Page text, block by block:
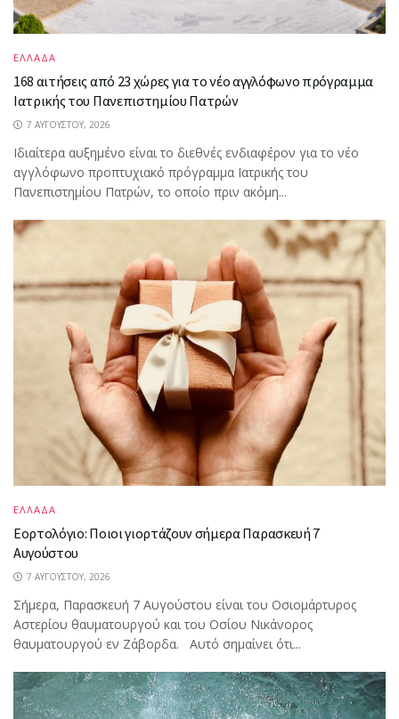
ΕΛΛΑΔΑ
168 αιτήσεις από 23 χώρες για το νέο αγγλόφωνο πρόγραμμα
Ιατρικής του Πανεπιστημίου Πατρών
7 ΑΥΓΟΎΣΤΟΥ, 2026
Ιδιαίτερα αυξημένο είναι το διεθνές ενδιαφέρον για το νέο
αγγλόφωνο προπτυχιακό πρόγραμμα Ιατρικής του
Πανεπιστημίου Πατρών, το οποίο πριν ακόμη...
ΕΛΛΑΔΑ
Εορτολόγιο: Ποιοι γιορτάζουν σήμερα Παρασκευή 7
Αυγούστου
7 ΑΥΓΟΎΣΤΟΥ, 2026
Σήμερα, Παρασκευή 7 Αυγούστου είναι του Οσιομάρτυρος
Αστερίου θαυματουργού και του Οσίου Νικάνορος
θαυματουργού εν Ζάβορδα. Αυτό σημαίνει ότι...